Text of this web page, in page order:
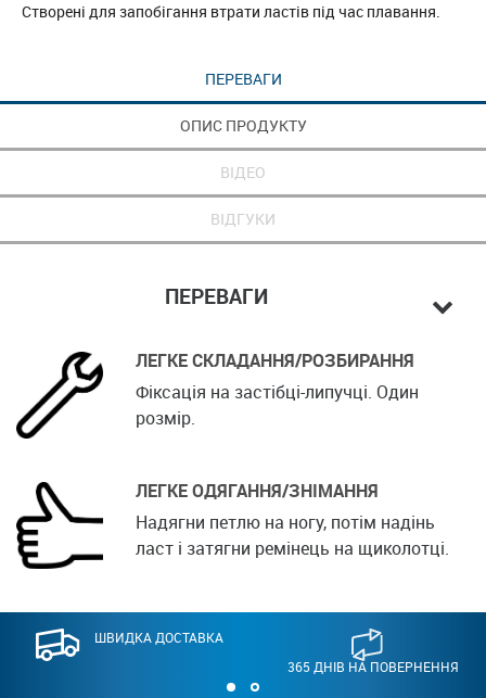
Створені для запобігання втрати ластів під час плавання.
ПЕРЕВАГИ
ОПИС ПРОДУКТУ
ВІДЕО
ВІДГУКИ
ПЕРЕВАГИ
ЛЕГКЕ СКЛАДАННЯ/РОЗБИРАННЯ
Фіксація на застібці-липучці. Один
розмір.
ЛЕГКЕ ОДЯГАННЯ/ЗНІМАННЯ
Надягни петлю на ногу, потім надінь
ласт і затягни ремінець на щиколотці.
ШВИДКА ДОСТАВКА
365 ДНІВ НА ПОВЕРНЕННЯ